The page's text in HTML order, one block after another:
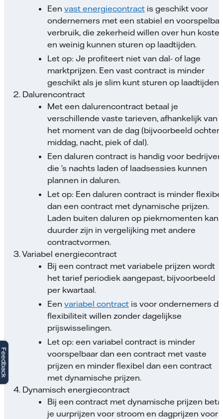
Een vast energiecontractis geschikt voor
ondernemers met een stabiel en
verbruik, die zekerheid willen over hun
en weinig kunnen sturen op laadtijden.
Let op: Je profiteert niet van dal- of lage
marktprijzen. Een vast contract is minder
geschikt als je slim kunt sturen op laadtijden.
2. Dalurencontract
Met een dalurencontract betaal je
verschillende vaste tarieven, afhankelijk van
het moment van de dag (bijvoorbeeld
middag, nacht, piek of dal).
Een daluren contract is handig voor bedrijven
die ’s nachts laden of laadsessies kunnen
plannen in daluren.
Let op: Een daluren contract is minder
dan een contract met dynamische prijzen.
Laden buiten daluren op piekmomenten kan
duurder zijn in vergelijking met andere
contractvormen.
3. Variabel energiecontract
Bij een contract met variabele prijzen wordt
het tarief periodiek aangepast, bijvoorbeeld
per kwartaal.
Een variabel contractis voor ondernemers
flexibiliteit willen zonder dagelijkse
prijswisselingen.
Let op: een variabel contract is minder
voorspelbaar dan een contract met vaste
prijzen en minder flexibel dan een contract
met dynamische prijzen.
4. Dynamisch energiecontract
Bij een contract met dynamische prijzen
je uurprijzen voor stroom en dagprijzen voor
Feedback